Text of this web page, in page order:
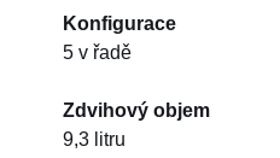
Konfigurace
5 v řadě
Zdvihový objem
9,3 litru